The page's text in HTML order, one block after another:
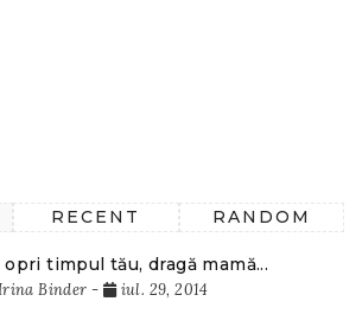
RECENT RANDOM
opri timpul tău, dragă mamă...
Irina Binder - iul. 29, 2014